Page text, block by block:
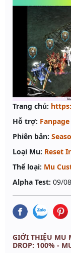
Trang chủ:
Hỗ trợ: Fanpage
Phiên bản:
Loại Mu: Reset
Thể loại: Mu
Alpha Test: 09/
GIỚI THIỆU MU
DROP: 100% -